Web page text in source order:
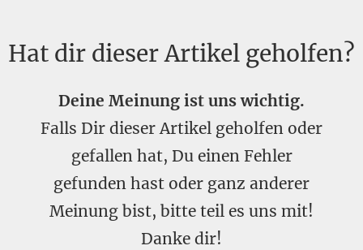
Hat dir dieser Artikel geholfen?
Deine Meinung ist uns wichtig.
Falls Dir dieser Artikel geholfen oder
gefallen hat, Du einen Fehler
gefunden hast oder ganz anderer
Meinung bist, bitte teil es uns mit!
Danke dir!